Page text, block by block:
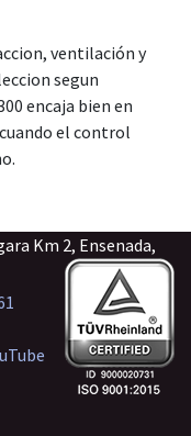
ventilación y
segun
encaja bien en
el control
2, Ensenada,